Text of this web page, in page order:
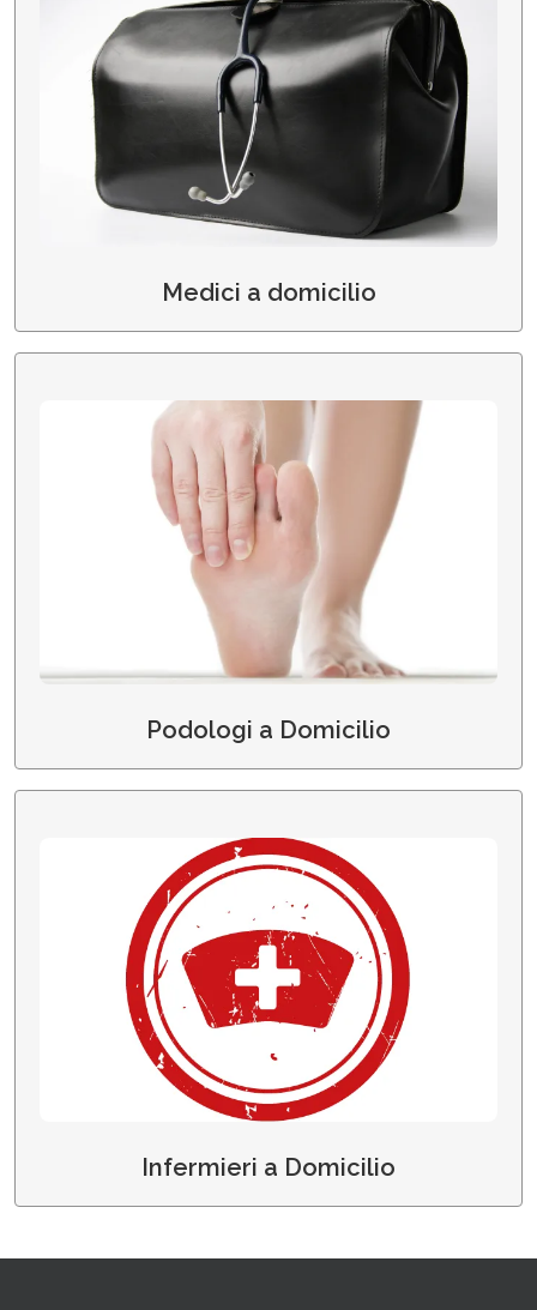
Medici a domicilio
Medici a Domicilio
Podologi a Domicilio
Podologi a Domicilio
Infermieri a Domicilio
Infermieri a Domicilio